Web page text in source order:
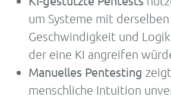
um Systeme mit derselben
Geschwindigkeit und
der eine KI angreifen
Manuelles Pentesting
menschliche Intuition